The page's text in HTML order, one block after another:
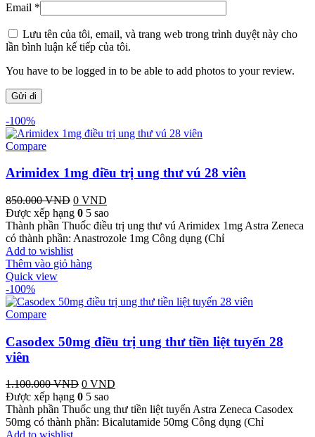
Email *
Lưu tên của tôi, email, và trang web trong trình duyệt này cho
lần bình luận kế tiếp của tôi.
You have to be logged in to be able to add photos to your review.
-100%
Compare
Arimidex 1mg điều trị ung thư vú 28 viên
850.000VND Giá
gốc
là:
850.000 VND.
0 VND
hiện
tại
là:
Được xếp hạng 0 5 sao
Thành phần Thuốc điều trị ung thư vú Arimidex 1mg Astra Zeneca
có thành phần: Anastrozole 1mg Công dụng (Chỉ
Add to wishlist
Thêm vào giỏ hàng
Quick view
-100%
Compare
Casodex 50mg điều trị ung thư tiền liệt tuyến 28
viên
1.100.000VND Giá
gốc
là:
1.100.000 VND.
0 VND
tại
là:
Được xếp hạng 0 5 sao
Thành phần Thuốc ung thư tiền liệt tuyến Astra Zeneca Casodex
50mg có thành phần: Bicalutamide 50mg Công dụng (Chỉ